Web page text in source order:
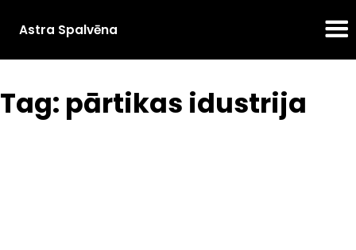
Astra Spalvēna
Tag: pārtikas idustrija